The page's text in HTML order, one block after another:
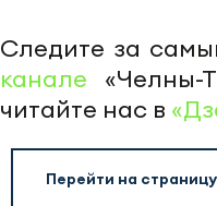
Следите за
канале «Челны-
читайте нас в
Перейти на